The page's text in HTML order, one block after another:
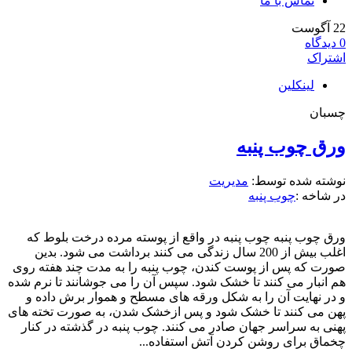
22 آگوست
0 دیدگاه
اشتراک
لینکلین
چسبان
ورق چوب پنبه
نوشته شده توسط: مدیریت
در شاخه :چوب پنبه
ورق چوب پنبه چوب پنبه در واقع از پوسته مرده درخت بلوط که
اغلب بیش از 200 سال زندگی می کنند برداشت می شود. بدین
صورت که پس از پوست کندن، چوب پنبه را به مدت چند هفته روی
هم انبار می کنند تا خشک شود. سپس آن را می جوشانند تا نرم شده
و در نهایت آن را به شکل ورقه های مسطح و هموار برش داده و
پهن می کنند تا خشک شود و پس ازخشک شدن، به صورت تخته های
پهنی به سراسر جهان صادر می کنند. چوب پنبه در گذشته در کنار
چخماق برای روشن کردن آتش استفاده...